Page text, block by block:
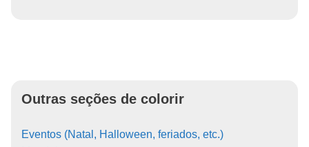
Outras seções de colorir
Eventos (Natal, Halloween, feriados, etc.)